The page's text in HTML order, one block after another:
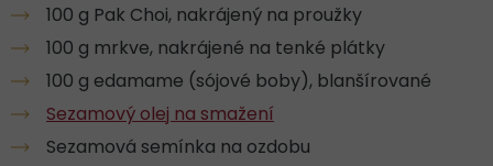
100 g Pak Choi, nakrájený na proužky
100 g mrkve, nakrájené na tenké plátky
100 g edamame (sójové boby), blanšírované
Sezamový olej na smažení
Sezamová semínka na ozdobu